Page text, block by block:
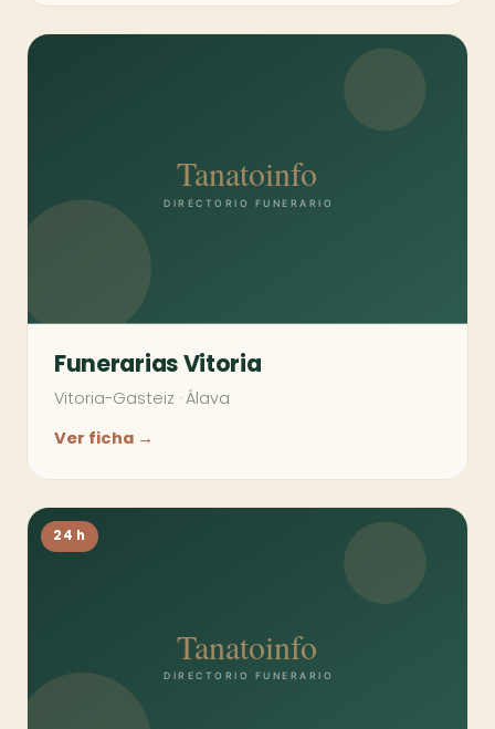
Funerarias Vitoria
Vitoria-Gasteiz · Álava
Ver ficha →
24 h